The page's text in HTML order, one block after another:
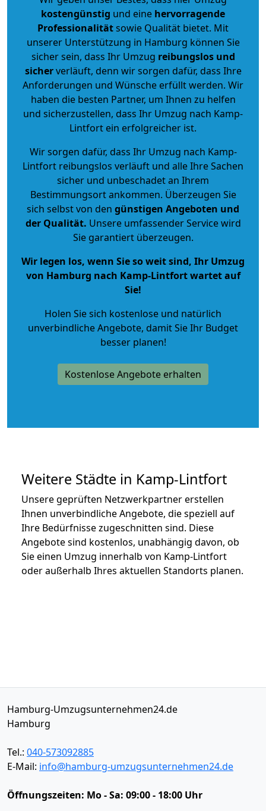
kostengünstig und eine hervorragende
Professionalitätsowie Qualität bietet. Mit
unserer Unterstützung in Hamburg können Sie
sicher sein, dass Ihr Umzug reibungslos und
sicherverläuft, denn wir sorgen dafür, dass Ihre
Anforderungen und Wünsche erfüllt werden. Wir
haben die besten Partner, um Ihnen zu helfen
und sicherzustellen, dass Ihr Umzug nach Kamp-
Lintfort ein erfolgreicher ist.
Wir sorgen dafür, dass Ihr Umzug nach Kamp-
Lintfort reibungslos verläuft und alle Ihre Sachen
sicher und unbeschadet an Ihrem
Bestimmungsort ankommen. Überzeugen Sie
sich selbst von den günstigen Angeboten und
der Qualität. Unsere umfassender Service wird
Sie garantiert überzeugen.
Wir legen los, wenn Sie so weit sind, Ihr Umzug
von Hamburg nach Kamp-Lintfort wartet auf
Sie!
Holen Sie sich kostenlose und natürlich
unverbindliche Angebote, damit Sie Ihr Budget
besser planen!
Kostenlose Angebote erhalten
Weitere Städte in Kamp-Lintfort
Unsere geprüften Netzwerkpartner erstellen
Ihnen unverbindliche Angebote, die speziell auf
Ihre Bedürfnisse zugeschnitten sind. Diese
Angebote sind kostenlos, unabhängig davon, ob
Sie einen Umzug innerhalb von Kamp-Lintfort
oder außerhalb Ihres aktuellen Standorts planen.
Hamburg-Umzugsunternehmen24.de
Hamburg
Tel.: 040-573092885
E-Mail: info@hamburg-umzugsunternehmen24.de
Öffnungszeiten: Mo - Sa: 09:00 - 18:00 Uhr